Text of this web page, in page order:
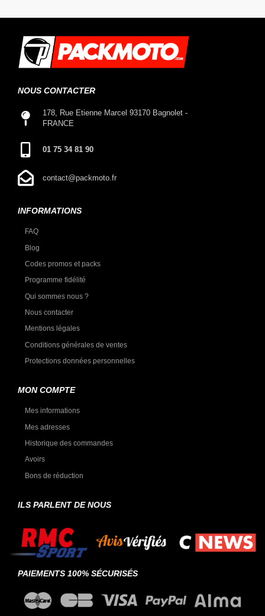
NOUS CONTACTER
178, Rue Etienne Marcel 93170 Bagnolet -
FRANCE
01 75 34 81 90
contact@packmoto.fr
INFORMATIONS
FAQ
Blog
Codes promos et packs
Programme fidélité
Qui sommes nous ?
Nous contacter
Mentions légales
Conditions générales de ventes
Protections données personnelles
MON COMPTE
Mes informations
Mes adresses
Historique des commandes
Avoirs
Bons de réduction
ILS PARLENT DE NOUS
PAIEMENTS 100% SÉCURISÉS